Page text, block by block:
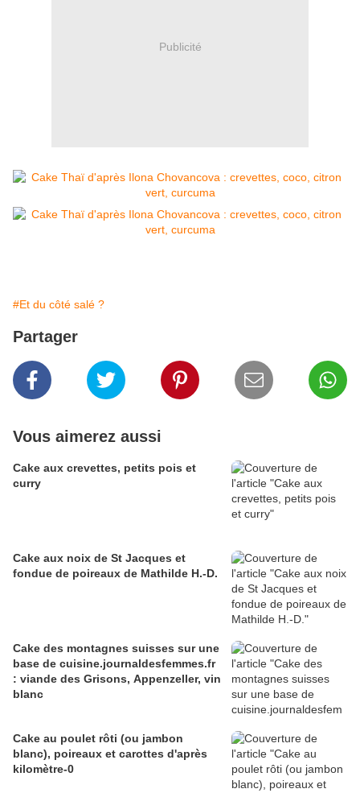
Publicité
#Et du côté salé ?
Partager
Vous aimerez aussi
Cake aux crevettes, petits pois et
curry
Cake aux noix de St Jacques et
fondue de poireaux de Mathilde H.-D.
Cake des montagnes suisses sur une
base de cuisine.journaldesfemmes.fr
: viande des Grisons, Appenzeller, vin
blanc
Cake au poulet rôti (ou jambon
blanc), poireaux et carottes d'après
kilomètre-0